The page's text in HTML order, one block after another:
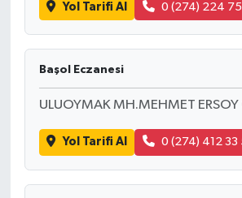
Yol Tarifi Al 0 (274) 224
Başol Eczanesi
ULUOYMAK MH.MEHMET
Yol Tarifi Al 0 (274) 412 33